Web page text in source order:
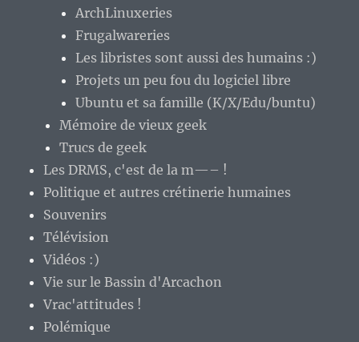
ArchLinuxeries
Frugalwareries
Les libristes sont aussi des humains :)
Projets un peu fou du logiciel libre
Ubuntu et sa famille (K/X/Edu/buntu)
Mémoire de vieux geek
Trucs de geek
Les DRMS, c'est de la m—– !
Politique et autres crétinerie humaines
Souvenirs
Télévision
Vidéos :)
Vie sur le Bassin d'Arcachon
Vrac'attitudes !
Polémique